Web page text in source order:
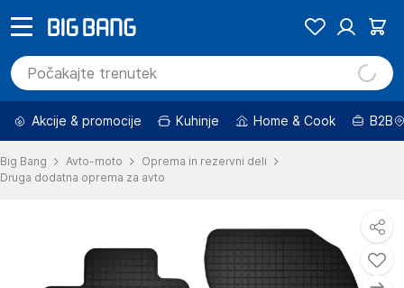
Akcije & promocije Kuhinje Home & Cook B2B
Big Bang Avto-moto
Oprema in rezervni deli
Druga dodatna oprema za avto